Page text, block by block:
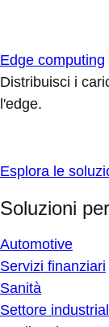
Edge computing
Distribuisci i
l'edge.
Esplora le
Soluzioni
Automotive
Servizi finanziari
Sanità
Settore